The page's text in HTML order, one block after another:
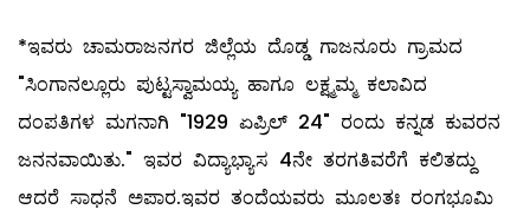
*ಇವರು ಚಾಮರಾಜನಗರ ಜಿಲ್ಲೆಯ ದೊಡ್ಡ ಗಾಜನೂರು ಗ್ರಾಮದ
"ಸಿಂಗಾನಲ್ಲೂರು ಪುಟ್ಟಸ್ವಾಮಯ್ಯ ಹಾಗೂ ಲಕ್ಷ್ಮಮ್ಮ ಕಲಾವಿದ
ದಂಪತಿಗಳ ಮಗನಾಗಿ "1929 ಏಪ್ರಿಲ್‌ 24" ರಂದು ಕನ್ನಡ ಕುವರನ
ಜನನವಾಯಿತು." ಇವರ ವಿದ್ಯಾಭ್ಯಾಸ 4ನೇ ತರಗತಿವರೆಗೆ ಕಲಿತದ್ದು
ಆದರೆ ಸಾಧನೆ ಅಪಾರ.ಇವರ ತಂದೆಯವರು ಮೂಲತಃ ರಂಗಭೂಮಿ